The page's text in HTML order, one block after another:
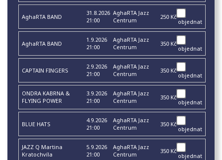
AghaRTA BAND
31.8.2026
21:00
AghaRTA Jazz
Centrum
250 Kč
objednat
AghaRTA BAND
1.9.2026
21:00
AghaRTA Jazz
Centrum
350 Kč
objednat
CAPTAIN FINGERS
2.9.2026
21:00
AghaRTA Jazz
Centrum
350 Kč
objednat
ONDRA KABRNA &
FLYING POWER
3.9.2026
21:00
AghaRTA Jazz
Centrum
350 Kč
objednat
BLUE HATS
4.9.2026
21:00
AghaRTA Jazz
Centrum
350 Kč
objednat
JAZZ Q Martina
Kratochvíla
5.9.2026
21:00
AghaRTA Jazz
Centrum
350 Kč
objednat